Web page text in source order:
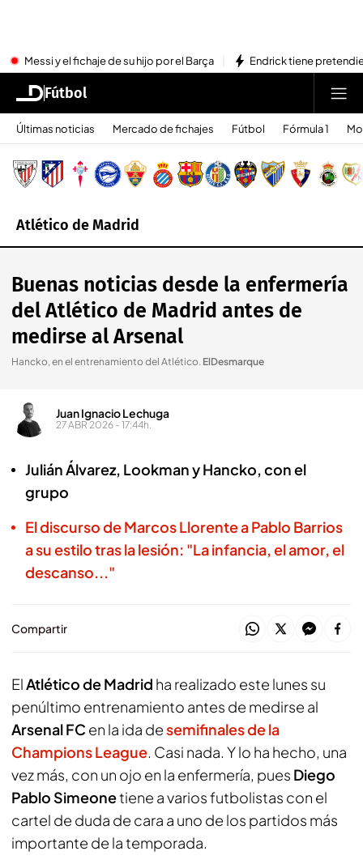
Messi y el fichaje de su hijo por el Barça Endrick tiene
Fútbol
Últimas noticias Mercado de fichajes Fútbol Fórmula 1
Atlético de Madrid
Buenas noticias desde la enfermería
del Atlético de Madrid antes de
medirse al Arsenal
Hancko, en el entrenamiento del Atlético. ElDesmarque
Juan Ignacio Lechuga
27 ABR 2026 - 17:44h.
Julián Álvarez, Lookman y Hancko, con el
grupo
El discurso de Marcos Llorente a Pablo Barrios
a su estilo tras la lesión: "La infancia, el amor, el
descanso..."
Compartir
ElAtlético de Madrid ha realizado este lunes su
penúltimo entrenamiento antes de medirse al
Arsenal FC en la ida desemifinales de la
Champions League. Casi nada. Y lo ha hecho, una
vez más, con un ojo en la enfermería, pues Diego
Pablo Simeonetiene a varios futbolistas con el
cartel de duda de cara a uno de los partidos más
importante de la temporada.